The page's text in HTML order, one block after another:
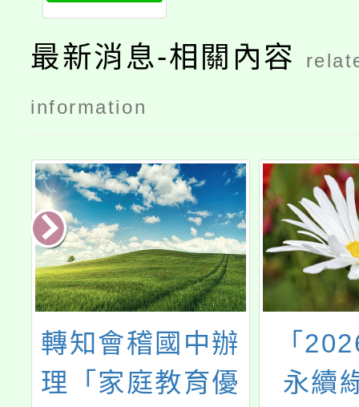
最新消息-相關內容
information
轉知會稽國中辦
理「家庭教育優
「
永續